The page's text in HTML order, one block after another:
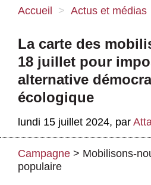
Nos idées
Se mobiliser
Publications
Agenda
Actus et médias
Boutique
Accueil > Actus et médias
La carte des
18 juillet pour
alternative
écologique
lundi 15 juillet 2024, par
Campagne > Mobilisons-
populaire